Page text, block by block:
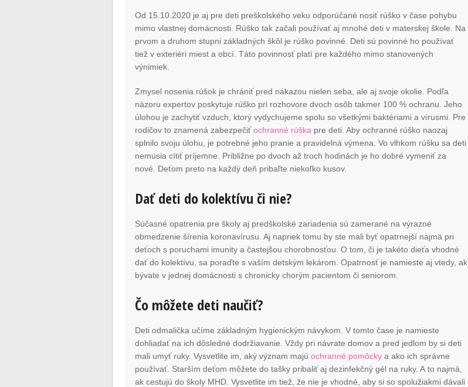
Od 15.10.2020 je aj pre deti preškolského veku odporúčané nosiť rúško v čase pohybu
mimo vlastnej domácnosti. Rúško tak začali používať aj mnohé deti v materskej škole. Na
prvom a druhom stupni základných škôl je rúško povinné. Deti sú povinné ho používať
tiež v exteriéri miest a obcí. Táto povinnosť platí pre každého mimo stanovených
výnimiek.
Zmysel nosenia rúšok je chrániť pred nákazou nielen seba, ale aj svoje okolie. Podľa
názoru expertov poskytuje rúško pri rozhovore dvoch osôb takmer 100 % ochranu. Jeho
úlohou je zachytiť vzduch, ktorý vydychujeme spolu so všetkými baktériami a vírusmi. Pre
rodičov to znamená zabezpečiťochranné rúška pre deti. Aby ochranné rúško naozaj
splnilo svoju úlohu, je potrebné jeho pranie a pravidelná výmena. Vo vlhkom rúšku sa deti
nemusia cítiť príjemne. Približne po dvoch až troch hodinách je ho dobré vymeniť za
nové. Deťom preto na každý deň pribaľte niekoľko kusov.
Dať deti do kolektívu či nie?
Súčasné opatrenia pre školy aj predškolské zariadenia sú zamerané na výrazné
obmedzenie šírenia koronavírusu. Aj napriek tomu by ste mali byť opatrnejší najmä pri
deťoch s poruchami imunity a častejšou chorobnosťou. O tom, či je takéto dieťa vhodné
dať do kolektívu, sa poraďte s vaším detským lekárom. Opatrnosť je namieste aj vtedy, ak
bývate v jednej domácnosti s chronicky chorým pacientom či seniorom.
Čo môžete deti naučiť?
Deti odmalička učíme základným hygienickým návykom. V tomto čase je namieste
dohliadať na ich dôsledné dodržiavanie. Vždy pri návrate domov a pred jedlom by si deti
mali umyť ruky. Vysvetlite im, aký význam majúochranné pomôcky a ako ich správne
používať. Starším deťom môžete do tašky pribaliť aj dezinfekčný gél na ruky. A to najmä,
ak cestujú do školy MHD. Vysvetlite im tiež, že nie je vhodné, aby si so spolužiakmi dávali